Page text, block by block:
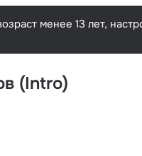
менее 13 лет,
(Intro)